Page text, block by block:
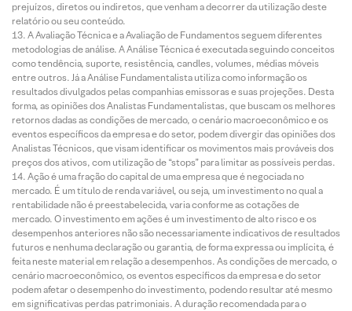
prejuízos, diretos ou indiretos, que venham a decorrer da utilização deste
relatório ou seu conteúdo.
A Avaliação Técnica e a Avaliação de Fundamentos seguem diferentes
metodologias de análise. A Análise Técnica é executada seguindo conceitos
como tendência, suporte, resistência, candles, volumes, médias móveis
entre outros. Já a Análise Fundamentalista utiliza como informação os
resultados divulgados pelas companhias emissoras e suas projeções. Desta
forma, as opiniões dos Analistas Fundamentalistas, que buscam os melhores
retornos dadas as condições de mercado, o cenário macroeconômico e os
eventos específicos da empresa e do setor, podem divergir das opiniões dos
Analistas Técnicos, que visam identificar os movimentos mais prováveis dos
preços dos ativos, com utilização de “stops” para limitar as possíveis perdas.
Ação é uma fração do capital de uma empresa que é negociada no
mercado. É um título de renda variável, ou seja, um investimento no qual a
rentabilidade não é preestabelecida, varia conforme as cotações de
mercado. O investimento em ações é um investimento de alto risco e os
desempenhos anteriores não são necessariamente indicativos de resultados
futuros e nenhuma declaração ou garantia, de forma expressa ou implícita, é
feita neste material em relação a desempenhos. As condições de mercado, o
cenário macroeconômico, os eventos específicos da empresa e do setor
podem afetar o desempenho do investimento, podendo resultar até mesmo
em significativas perdas patrimoniais. A duração recomendada para o